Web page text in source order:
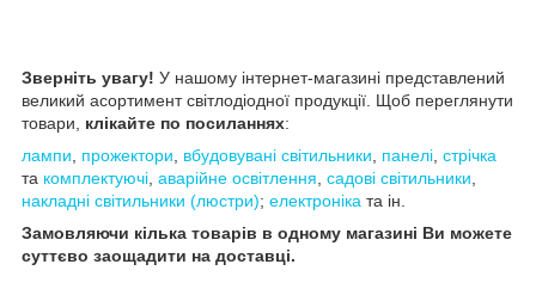
Зверніть увагу! У нашому інтернет-магазині представлений
великий асортимент світлодіодної продукції. Щоб переглянути
товари, клікайте по посиланнях:
лампи, прожектори, вбудовувані світильники, панелі, стрічка
та комплектуючі, аварійне освітлення, садові світильники,
накладні світильники (люстри); електроніка та ін.
Замовляючи кілька товарів в одному магазині Ви можете
суттєво заощадити на доставці.